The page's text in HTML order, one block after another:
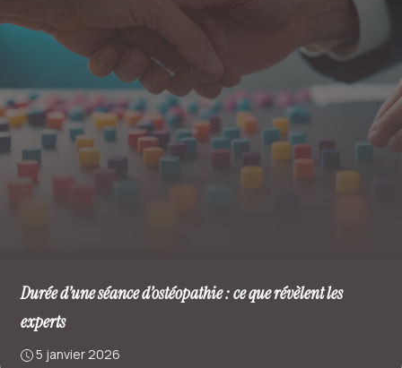
Durée d’une séance d’ostéopathie : ce que révèlent les
experts
5 janvier 2026